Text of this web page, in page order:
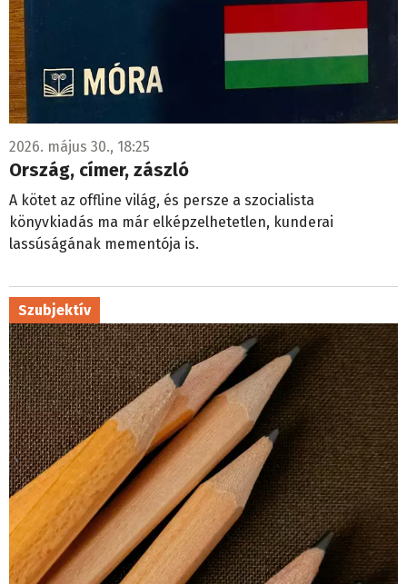
2026. május 30., 18:25
Ország, címer, zászló
A kötet az offline világ, és persze a szocialista
könyvkiadás ma már elképzelhetetlen, kunderai
lassúságának mementója is.
Szubjektív